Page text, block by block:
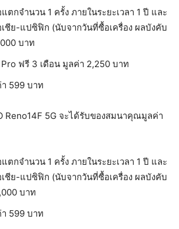
ตกจำนวน 1 ครั้ง ภายในระยะเวลา 1 ปี และ
ชีย-แปซิฟิก (นับจากวันที่ซื้อเครื่อง ผลบังคับ
บาท
ฟรี 3 เดือน มูลค่า 2,250 บาท
599 บาท
Reno14F 5G จะได้รับของสมนาคุณมูลค่า
ตกจำนวน 1 ครั้ง ภายในระยะเวลา 1 ปี และ
ชีย-แปซิฟิก (นับจากวันที่ซื้อเครื่อง ผลบังคับ
บาท
599 บาท